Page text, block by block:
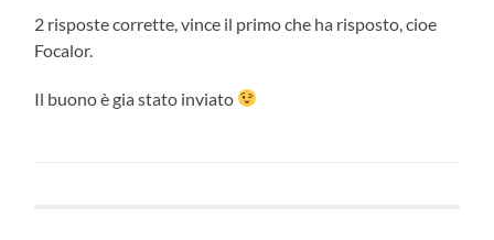
2 risposte corrette, vince il primo che ha risposto, cioe
Focalor.
Il buono è gia stato inviato